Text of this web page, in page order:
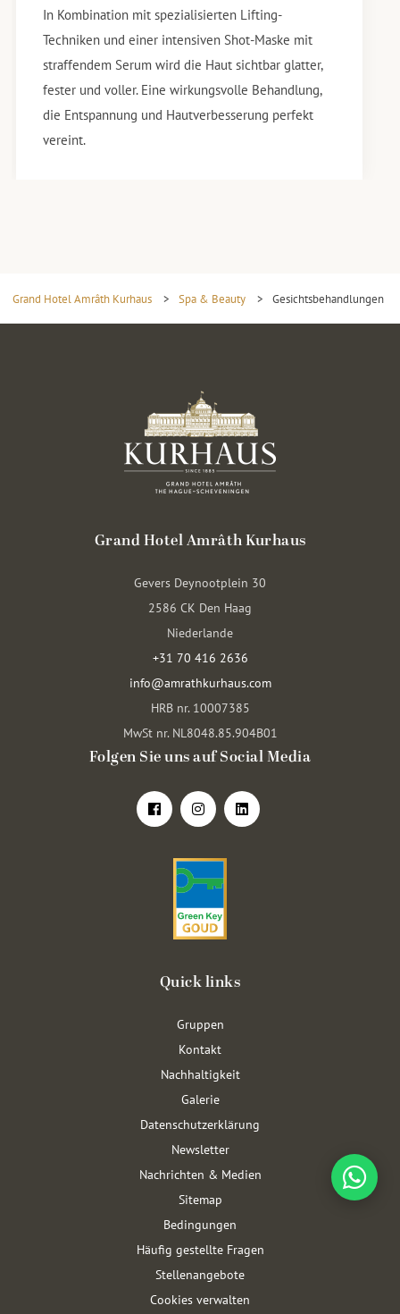
In Kombination mit spezialisierten Lifting-
Techniken und einer intensiven Shot-Maske mit
straffendem Serum wird die Haut sichtbar glatter,
fester und voller. Eine wirkungsvolle Behandlung,
die Entspannung und Hautverbesserung perfekt
vereint.
Grand Hotel Amrâth Kurhaus > Spa & Beauty > Gesichtsbehandlungen
Grand Hotel Amrâth Kurhaus
Gevers Deynootplein 30
2586 CK Den Haag
Niederlande
+31 70 416 2636
info@amrathkurhaus.com
HRB nr. 10007385
MwSt nr. NL8048.85.904B01
Folgen Sie uns auf Social Media
Quick links
Gruppen
Kontakt
Nachhaltigkeit
Galerie
Datenschutzerklärung
Newsletter
Nachrichten & Medien
Sitemap
Bedingungen
Häufig gestellte Fragen
Stellenangebote
Cookies verwalten